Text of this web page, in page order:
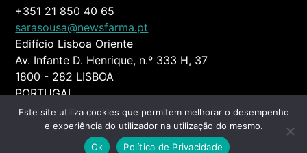
+351 21 850 40 65
sarasousa@newsfarma.pt
Edifício Lisboa Oriente
Av. Infante D. Henrique, n.º 333 H, 37
1800 - 282 LISBOA
PORTUGAL
© 2026 News Farma|Todos os direitos reservados
Developed byWebview
Este site utiliza cookies que permitem melhorar o desempenho
e experiência do utilizador na utilização do mesmo.
Ok
Política de Privacidade